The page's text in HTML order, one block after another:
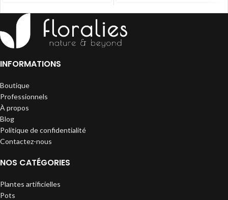
INFORMATIONS
Boutique
Professionnels
À propos
Blog
Politique de confidentialité
Contactez-nous
NOS CATÉGORIES
Plantes artificielles
Pots